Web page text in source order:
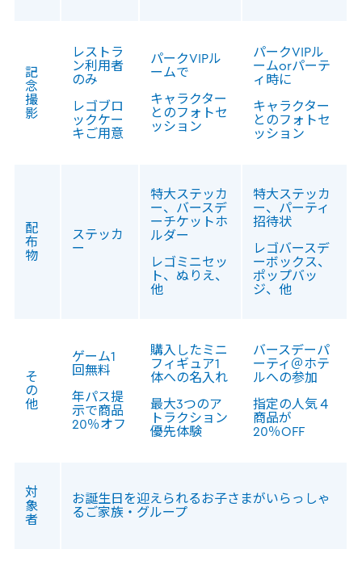
記
念
撮
影
レストラ
ン利用者
のみ
レゴブロ
ックケー
キご用意
パークVIPル
ームで
キャラクター
とのフォトセ
ッション
パークVIPル
ームorパーテ
ィ時に
キャラクター
とのフォトセ
ッション
配
布
物
ステッカ
ー
特大ステッカ
ー、バースデ
ーチケットホ
ルダー
レゴミニセッ
ト、ぬりえ、
他
特大ステッカ
ー、パーティ
招待状
レゴバースデ
ーボックス、
ポップバッ
ジ、他
そ
の
他
ゲーム1
回無料
年パス提
示で商品
20％オフ
購入したミニ
フィギュア1
体への名入れ
最大3つのア
トラクション
優先体験
バースデーパ
ーティ＠ホテ
ルへの参加
指定の人気４
商品が
20％OFF
対
象
者
お誕生日を迎えられるお子さまがいらっしゃ
るご家族・グループ